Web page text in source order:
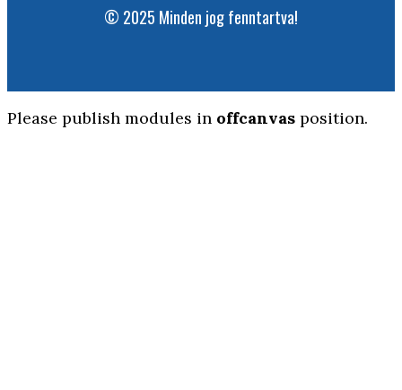
© 2025 Minden jog fenntartva!
Please publish modules in offcanvas position.